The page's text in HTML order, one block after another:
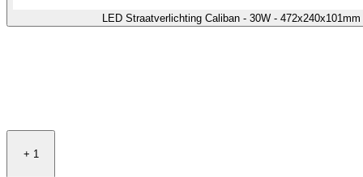
LED Straatverlichting Caliban - 30W -
+ 1